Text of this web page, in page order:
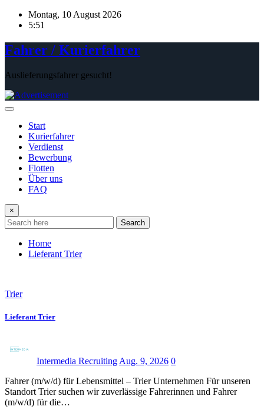
Skip
Montag, 10 August 2026
5:51
Fahrer / Kurierfahrer
Auslieferungsfahrer gesucht!
Start
Kurierfahrer
Verdienst
Bewerbung
Flotten
Über uns
FAQ
×
Search
Home
Lieferant Trier
Trier
Lieferant Trier
Intermedia Recruiting Aug. 9, 2026 0
Fahrer (m/w/d) für Lebensmittel – Trier Unternehmen Für unseren
Standort Trier suchen wir zuverlässige Fahrerinnen und Fahrer
(m/w/d) für die…